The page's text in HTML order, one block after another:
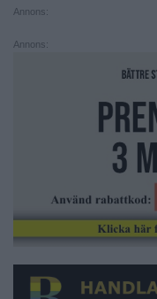
Annons:
Annons: